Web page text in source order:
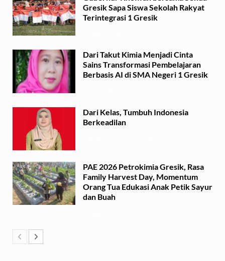
Gresik Sapa Siswa Sekolah Rakyat
Terintegrasi 1 Gresik
Dari Takut Kimia Menjadi Cinta
Sains Transformasi Pembelajaran
Berbasis AI di SMA Negeri 1 Gresik
Dari Kelas, Tumbuh Indonesia
Berkeadilan
PAE 2026 Petrokimia Gresik, Rasa
Family Harvest Day, Momentum
Orang Tua Edukasi Anak Petik Sayur
dan Buah